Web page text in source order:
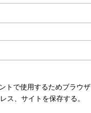
トで使用するためブラウ
ス、サイトを保存する。